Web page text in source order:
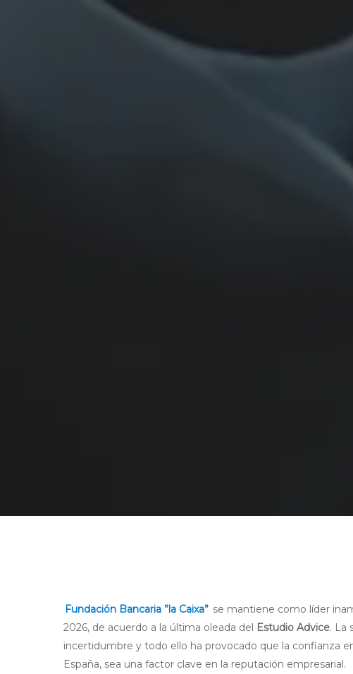
Fundación Bancaria ”la Caixa” se mantiene como líder
2026, de acuerdo a la última oleada del Estudio Advice. La
incertidumbre y todo ello ha provocado que la confianza
España, sea una factor clave en la reputación empresarial.